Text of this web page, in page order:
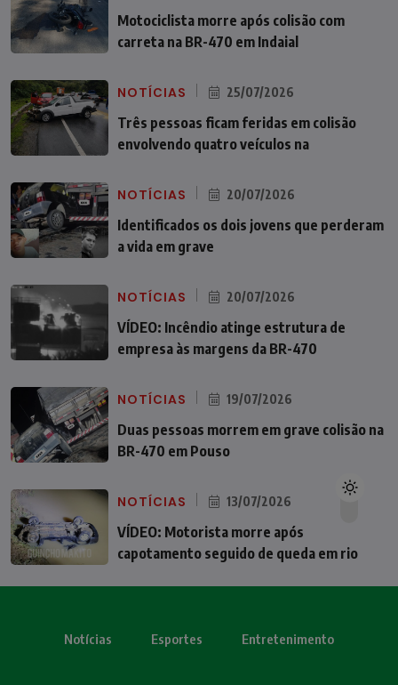
Motociclista morre após colisão com
carreta na BR-470 em Indaial
NOTÍCIAS 25/07/2026
Três pessoas ficam feridas em colisão
envolvendo quatro veículos na
NOTÍCIAS 20/07/2026
Identificados os dois jovens que perderam
a vida em grave
NOTÍCIAS 20/07/2026
VÍDEO: Incêndio atinge estrutura de
empresa às margens da BR-470
NOTÍCIAS 19/07/2026
Duas pessoas morrem em grave colisão na
BR-470 em Pouso
NOTÍCIAS 13/07/2026
VÍDEO: Motorista morre após
capotamento seguido de queda em rio
Notícias Esportes Entretenimento